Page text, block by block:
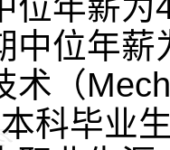
中位年薪
术（
科毕业